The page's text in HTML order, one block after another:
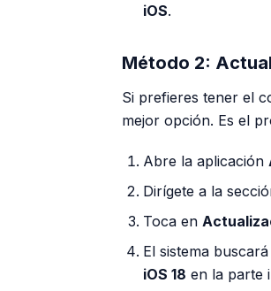
iOS.
Método 2:
Si prefieres tener el
mejor opción. Es el
Abre la aplicación
Dirígete a la
Toca en
El sistema
iOS 18 en la parte